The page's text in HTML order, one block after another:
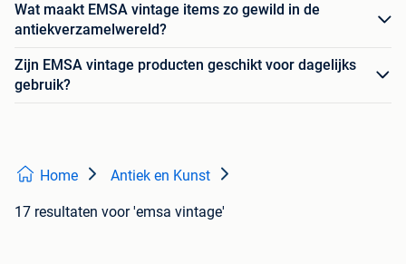
Wat maakt EMSA vintage items zo gewild in de
antiekverzamelwereld?
Zijn EMSA vintage producten geschikt voor dagelijks
gebruik?
Home Antiek en Kunst
17 resultaten voor 'emsa vintage'